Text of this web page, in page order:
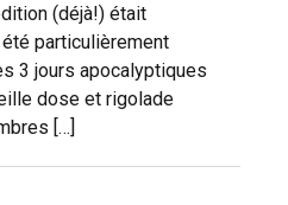
(déjà!) était
particulièrement
3 jours apocalyptiques
dose et rigolade
[…]